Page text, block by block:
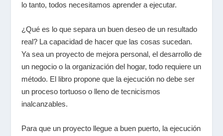
lo tanto, todos necesitamos aprender a ejecutar.
¿Qué es lo que separa un buen deseo de un resultado
real? La capacidad de hacer que las cosas sucedan.
Ya sea un proyecto de mejora personal, el desarrollo de
un negocio o la organización del hogar, todo requiere un
método. El libro propone que la ejecución no debe ser
un proceso tortuoso o lleno de tecnicismos
inalcanzables.
Para que un proyecto llegue a buen puerto, la ejecución